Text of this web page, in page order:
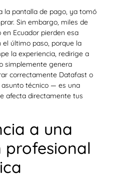
la pantalla de pago, ya tomó
Sin embargo, miles de
Ecuador pierden esa
último paso, porque la
la experiencia, redirige a
simplemente genera
correctamente Datafast o
asunto técnico — es una
afecta directamente tus
a una
profesional